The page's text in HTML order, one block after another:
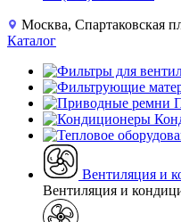
Москва, Спартаковская
Каталог
Вентиляция и
Вентиляция и